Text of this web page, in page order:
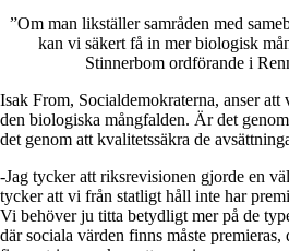
”Om man likställer samråden med
kan vi säkert få in mer biologisk
Stinnerbom ordförande i
Isak From, Socialdemokraterna, anser
den biologiska mångfalden. Är det
det genom att kvalitetssäkra de
-Jag tycker att riksrevisionen gjorde en
tycker att vi från statligt håll inte har
Vi behöver ju titta betydligt mer på de
där sociala värden finns måste